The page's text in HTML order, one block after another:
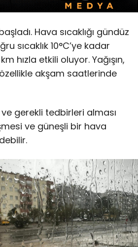
Hava sıcaklığı gündüz
sıcaklık 10°C’ye kadar
hızla etkili oluyor. Yağışın,
akşam saatlerinde
gerekli tedbirleri alması
ve güneşli bir hava